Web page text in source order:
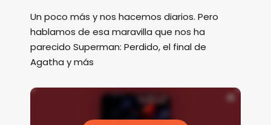
Un poco más y nos hacemos diarios. Pero
hablamos de esa maravilla que nos ha
parecido Superman: Perdido, el final de
Agatha y más